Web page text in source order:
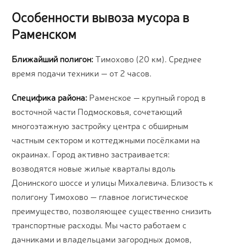
Особенности вывоза мусора в
Раменском
Ближайший полигон:Тимохово (20 км). Среднее
время подачи техники — от 2 часов.
Специфика района: Раменское — крупный город в
восточной части Подмосковья, сочетающий
многоэтажную застройку центра с обширным
частным сектором и коттеджными посёлками на
окраинах. Город активно застраивается:
возводятся новые жилые кварталы вдоль
Донинского шоссе и улицы Михалевича. Близость к
полигону Тимохово — главное логистическое
преимущество, позволяющее существенно снизить
транспортные расходы. Мы часто работаем с
дачниками и владельцами загородных домов,